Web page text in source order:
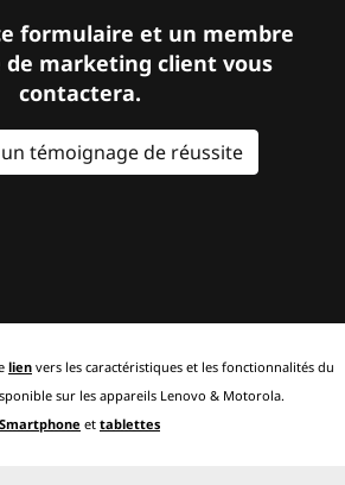
formulaire et un membre
de marketing client vous
contactera.
témoignage de réussite
lien vers les caractéristiques et les fonctionnalités du
sur les appareils Lenovo & Motorola.
Smartphone et tablettes